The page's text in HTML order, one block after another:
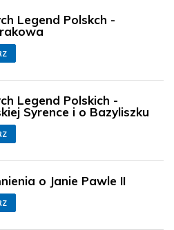
Legend Polskch -
Legend Polskich -
Syrence i o Bazyliszku
o Janie Pawle II